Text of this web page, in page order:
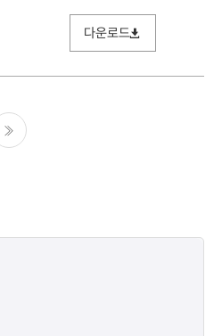
다운로드